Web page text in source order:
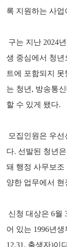
록 지원하는 사업
구는 지난 2024
생 중심에서 청년
트에 포함되지
는 청년, 방송통
할 수 있게 됐다.
모집인원은 우선
다. 선발된 청년
돼 행정 사무보조
양한 업무에서
신청 대상은 6월
어 있는 1996년생
12.31. 출생자)이